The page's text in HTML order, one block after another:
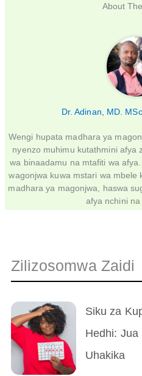
About
Dr. Adinan, MD.
Wengi hupata madhara ya
nyenzo muhimu kutathmini afya
wa binaadamu na mtafiti wa
wagonjwa kuwa mstari wa mbele
madhara ya magonjwa, haswa
afya nchini na
Zilizosomwa Zaidi
Siku za
Hedhi: Jua
Uhakika